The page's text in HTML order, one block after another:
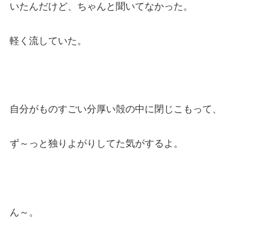
いたんだけど、ちゃんと聞いてなかった。
軽く流していた。
自分がものすごい分厚い殻の中に閉じこもって、
ず～っと独りよがりしてた気がするよ。
ん～。